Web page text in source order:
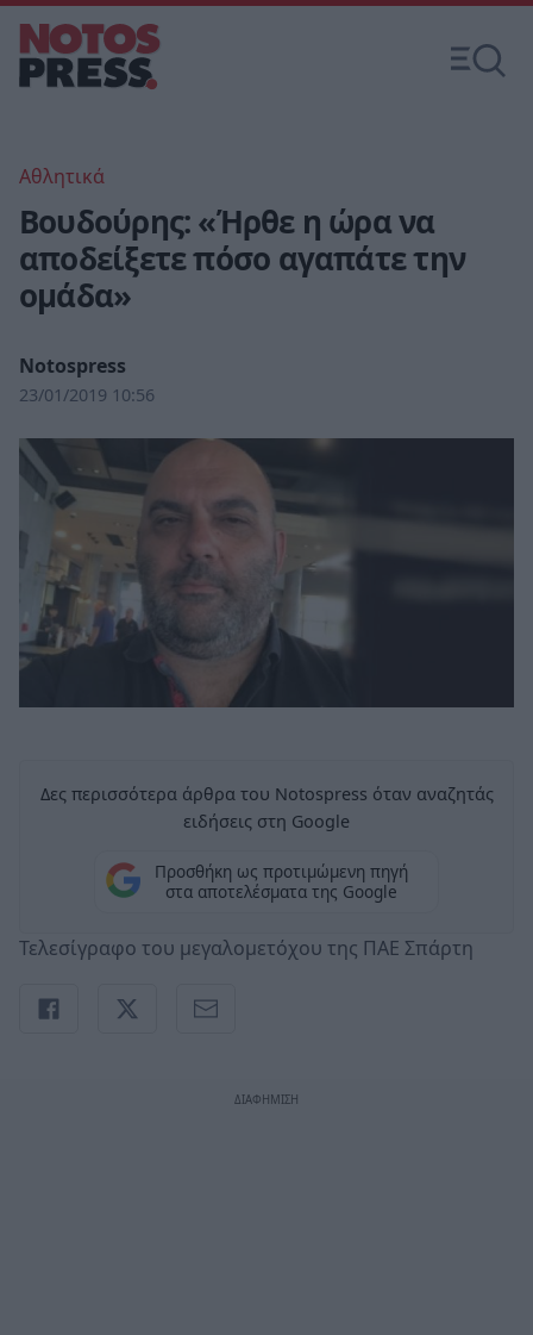
Αθλητικά
Βουδούρης: «Ήρθε η ώρα να
αποδείξετε πόσο αγαπάτε την
ομάδα»
Notospress
23/01/2019 10:56
Δες περισσότερα άρθρα του Notospress όταν αναζητάς
ειδήσεις στη Google
Προσθήκη ως προτιμώμενη πηγή
στα αποτελέσματα της Google
Τελεσίγραφο του μεγαλομετόχου της ΠΑΕ Σπάρτη